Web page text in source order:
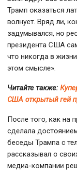
Трамп оказаться
волнует. Вряд ли,
задумывался, но
президента США
что никогда в
этом смысле».
Читайте также:
США открытый гей
После того, как на
сделала
беседы Трампа с
рассказывал о
медиа-компании